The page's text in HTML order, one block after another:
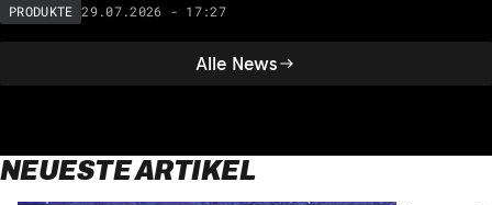
Alle News
PRODUKTE 29.07.2026 - 17:27
NEUESTE ARTIKEL